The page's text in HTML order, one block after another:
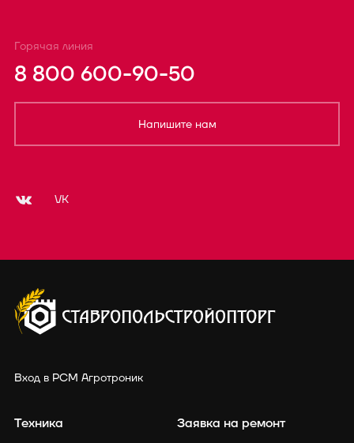
Горячая линия
8 800 600-90-50
Напишите нам
VK
Вход в РСМ Агротроник
Техника Заявка на ремонт